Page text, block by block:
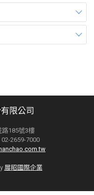
限公司
路185號3樓
2659-7000
展昭國際企業